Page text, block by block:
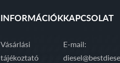
INFORMÁCIÓK
Vásárlási
tájékoztató
KAPCSOLAT
E-mail: